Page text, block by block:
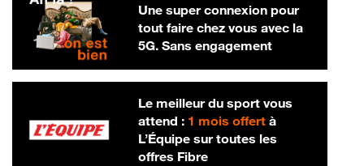
Une super connexion pour
tout faire chez vous avec la
5G. Sans engagement
Le meilleur du sport vous
attend : 1 mois offertà
L’Équipe sur toutes les
offres Fibre